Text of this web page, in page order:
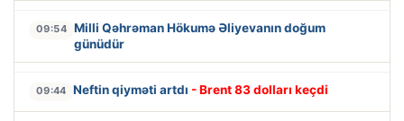
09:54 Milli Qəhrəman Hökumə Əliyevanın doğum
günüdür
09:44 Neftin qiyməti artdı - Brent 83 dolları keçdi